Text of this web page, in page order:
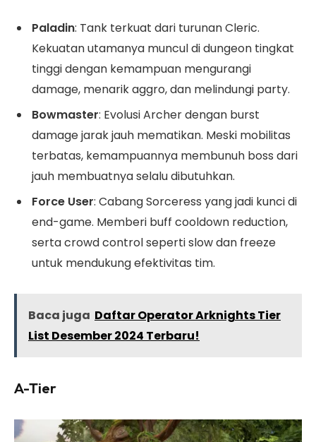
Paladin: Tank terkuat dari turunan Cleric.
Kekuatan utamanya muncul di dungeon tingkat
tinggi dengan kemampuan mengurangi
damage, menarik aggro, dan melindungi party.
Bowmaster: Evolusi Archer dengan burst
damage jarak jauh mematikan. Meski mobilitas
terbatas, kemampuannya membunuh boss dari
jauh membuatnya selalu dibutuhkan.
Force User: Cabang Sorceress yang jadi kunci di
end-game. Memberi buff cooldown reduction,
serta crowd control seperti slow dan freeze
untuk mendukung efektivitas tim.
Baca juga Daftar Operator Arknights Tier
List Desember 2024 Terbaru!
A-Tier